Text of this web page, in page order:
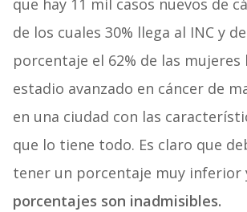
que hay 11 mil casos nuevos de
de los cuales 30% llega al INC y
porcentaje el 62% de las mujeres
estadio avanzado en cáncer de
en una ciudad con las
que lo tiene todo. Es claro que
tener un porcentaje muy inferior
porcentajes son inadmisibles.